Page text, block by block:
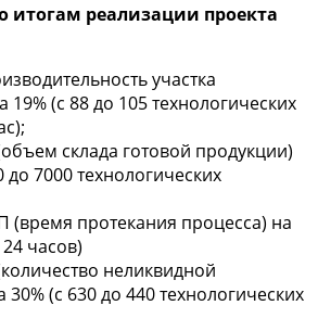
итогам реализации проекта
участка
19% (с 88 до 105 технологических
склада готовой продукции)
до 7000 технологических
(время протекания процесса) на
часов)
неликвидной
30% (с 630 до 440 технологических